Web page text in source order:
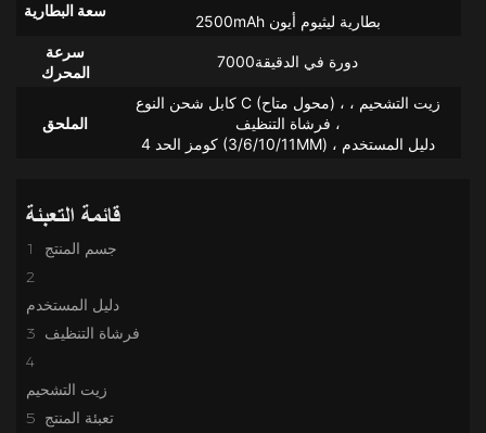
سعة البطارية
سرعة
المحرك
دورة في الدقيقة7000
الملحق
كابل شحن النوع C (محول متاح) ، زيت التشحيم ،
فرشاة التنظيف ،
4 كومز الحد (3/6/10/11MM) ، دليل المستخدم
قائمة التعبئة
1 جسم المنتج
2
دليل المستخدم
3 فرشاة التنظيف
4
5 تعبئة المنتج